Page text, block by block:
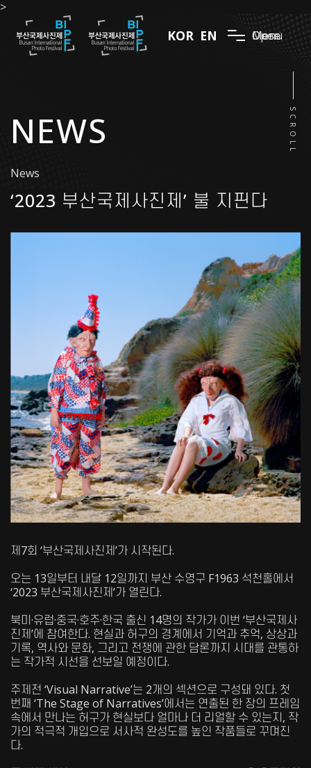
>
KOR EN Menu
Open
Close
NEWS
News
SCROLL
‘2023 부산국제사진제’ 불 지핀다
제7회 ‘부산국제사진제’가 시작된다.
오는 13일부터 내달 12일까지 부산 수영구 F1963 석천홀에서
‘2023 부산국제사진제’가 열린다.
북미·유럽·중국·호주·한국 출신 14명의 작가가 이번 ‘부산국제사
진제’에 참여한다. 현실과 허구의 경계에서 기억과 추억, 상상과
기록, 역사와 문화, 그리고 전쟁에 관한 담론까지 시대를 관통하
는 작가적 시선을 선보일 예정이다.
주제전 ‘Visual Narrative’는 2개의 섹션으로 구성돼 있다. 첫
번째 ‘The Stage of Narratives’에서는 연출된 한 장의 프레임
속에서 만나는 허구가 현실보다 얼마나 더 리얼할 수 있는지, 작
가의 적극적 개입으로 서사적 완성도를 높인 작품들로 꾸며진
다.